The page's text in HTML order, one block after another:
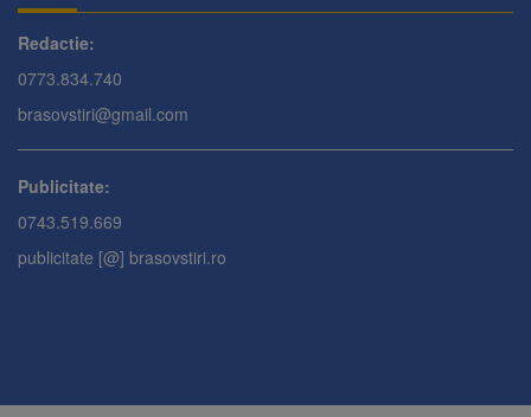
Redactie:
0773.834.740
brasovstiri@gmail.com
Publicitate:
0743.519.669
publicitate [@] brasovstiri.ro